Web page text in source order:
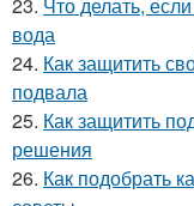
23. Что делать,
вода
24. Как защитить
подвала
25. Как защитить
решения
26. Как подобрать